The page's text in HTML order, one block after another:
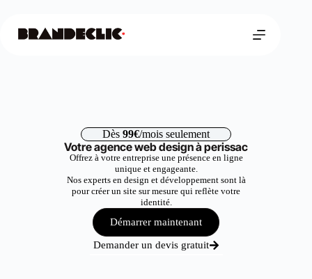
Dès 99€/mois seulement
Votre agence web design à perissac
Offrez à votre entreprise une présence en ligne
unique et engageante.
Nos experts en design et développement sont là
pour créer un site sur mesure qui reflète votre
identité.
Démarrer maintenant
Demander un devis gratuit